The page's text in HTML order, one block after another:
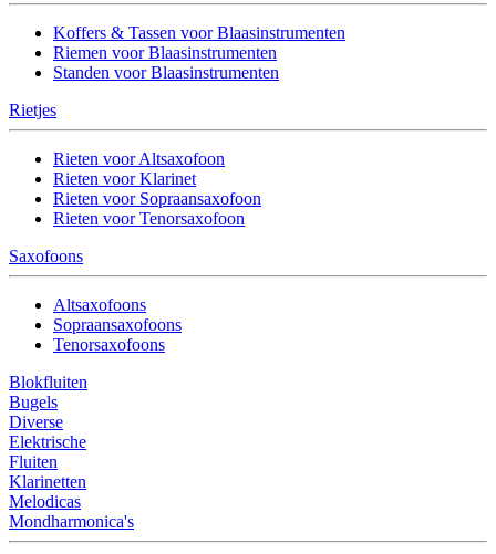
Koffers & Tassen voor Blaasinstrumenten
Riemen voor Blaasinstrumenten
Standen voor Blaasinstrumenten
Rietjes
Rieten voor Altsaxofoon
Rieten voor Klarinet
Rieten voor Sopraansaxofoon
Rieten voor Tenorsaxofoon
Saxofoons
Altsaxofoons
Sopraansaxofoons
Tenorsaxofoons
Blokfluiten
Bugels
Diverse
Elektrische
Fluiten
Klarinetten
Melodicas
Mondharmonica's